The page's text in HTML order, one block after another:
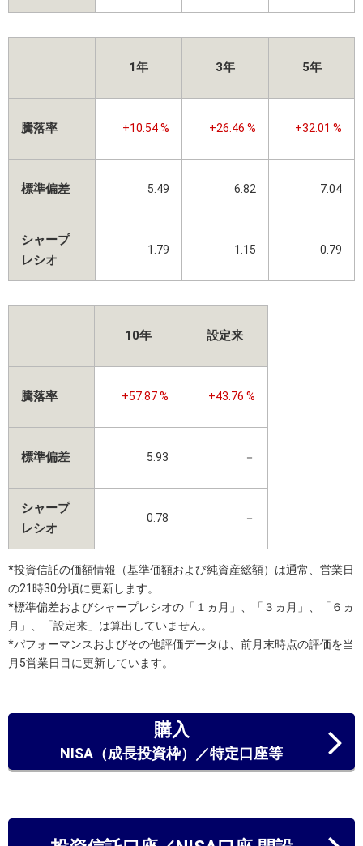
1年 3年 5年
騰落率 +10.54 % +26.46 % +32.01 %
標準偏差 5.49 6.82 7.04
シャープ
レシオ
1.79 1.15 0.79
10年 設定来
騰落率 +57.87 % +43.76 %
標準偏差 5.93 －
シャープ
レシオ
0.78 －
*投資信託の価額情報（基準価額および純資産総額）は通常、営業日
の21時30分頃に更新します。
*標準偏差およびシャープレシオの「１ヵ月」、「３ヵ月」、「６ヵ
月」、「設定来」は算出していません。
*パフォーマンスおよびその他評価データは、前月末時点の評価を当
月5営業日目に更新しています。
購入
NISA（成長投資枠）／特定口座等